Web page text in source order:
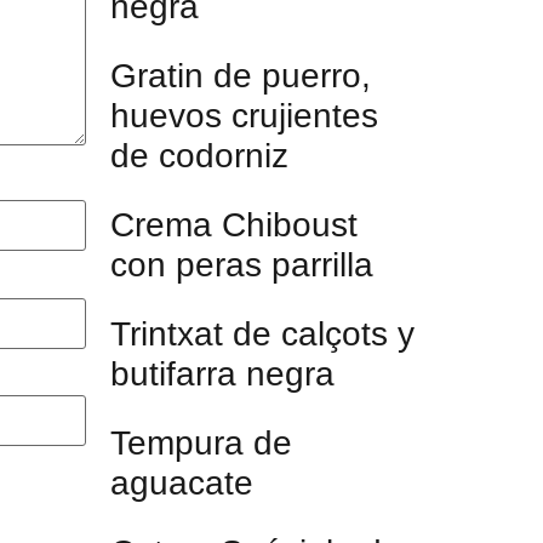
Gratin de puerro,
huevos crujientes
de codorniz
Crema Chiboust
con peras parrilla
Trintxat de calçots y
butifarra negra
Tempura de
aguacate